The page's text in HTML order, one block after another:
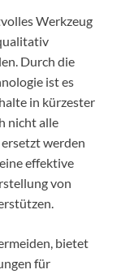
Werkzeug
Durch die
ist es
in kürzester
nicht alle
werden
effektive
von
bietet
für